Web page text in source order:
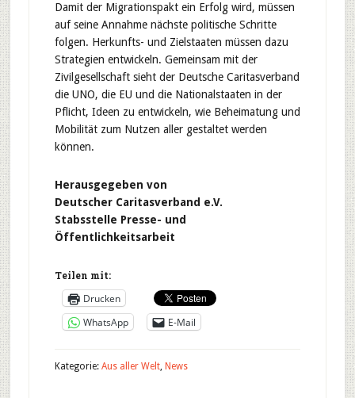
Damit der Migrationspakt ein Erfolg wird, müssen
auf seine Annahme nächste politische Schritte
folgen. Herkunfts- und Zielstaaten müssen dazu
Strategien entwickeln. Gemeinsam mit der
Zivilgesellschaft sieht der Deutsche Caritasverband
die UNO, die EU und die Nationalstaaten in der
Pflicht, Ideen zu entwickeln, wie Beheimatung und
Mobilität zum Nutzen aller gestaltet werden
können.
Herausgegeben von
Deutscher Caritasverband e.V.
Stabsstelle Presse- und
Öffentlichkeitsarbeit
Teilen mit:
Drucken
WhatsApp
E-Mail
Kategorie: Aus aller Welt, News